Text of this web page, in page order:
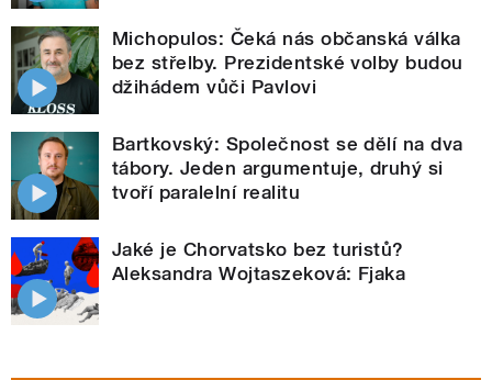
Michopulos: Čeká nás občanská válka
bez střelby. Prezidentské volby budou
džihádem vůči Pavlovi
Bartkovský: Společnost se dělí na dva
tábory. Jeden argumentuje, druhý si
tvoří paralelní realitu
Jaké je Chorvatsko bez turistů?
Aleksandra Wojtaszeková: Fjaka